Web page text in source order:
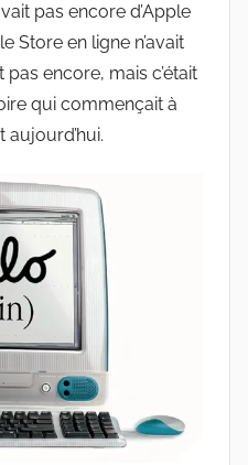
pas encore d’Apple
Store en ligne n’avait
pas encore, mais c’était
qui commençait à
aujourd’hui.